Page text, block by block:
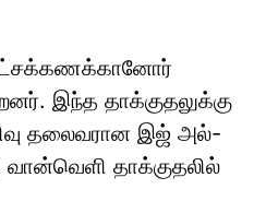
இந்த தாக்குதலுக்கு
தலைவரான இஜ் அல்-
தாக்குதலில்